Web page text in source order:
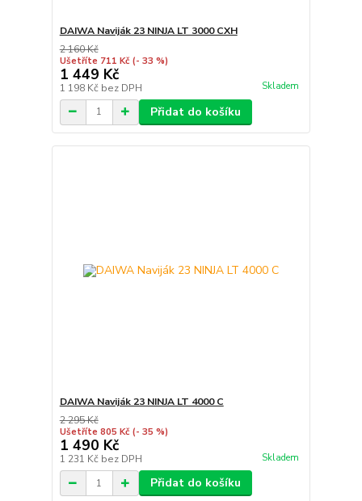
DAIWA Naviják 23 NINJA LT 3000 CXH
2 160 Kč
Ušetříte 711 Kč (- 33 %)
1 449 Kč
1 198 Kč bez DPH Skladem
Přidat do košíku
DAIWA Naviják 23 NINJA LT 4000 C
2 295 Kč
Ušetříte 805 Kč (- 35 %)
1 490 Kč
1 231 Kč bez DPH Skladem
Přidat do košíku